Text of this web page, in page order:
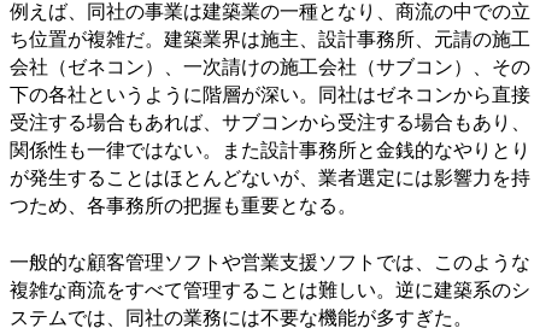
例えば、同社の事業は建築業の一種となり、商流の中での立
ち位置が複雑だ。建築業界は施主、設計事務所、元請の施工
会社（ゼネコン）、一次請けの施工会社（サブコン）、その
下の各社というように階層が深い。同社はゼネコンから直接
受注する場合もあれば、サブコンから受注する場合もあり、
関係性も一律ではない。また設計事務所と金銭的なやりとり
が発生することはほとんどないが、業者選定には影響力を持
つため、各事務所の把握も重要となる。
一般的な顧客管理ソフトや営業支援ソフトでは、このような
複雑な商流をすべて管理することは難しい。逆に建築系のシ
ステムでは、同社の業務には不要な機能が多すぎた。